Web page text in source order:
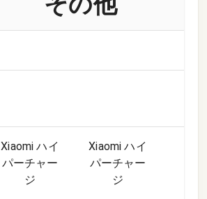
Xiaomi ハイ
パーチャー
ジ
Xiaomi ハイ
パーチャー
ジ